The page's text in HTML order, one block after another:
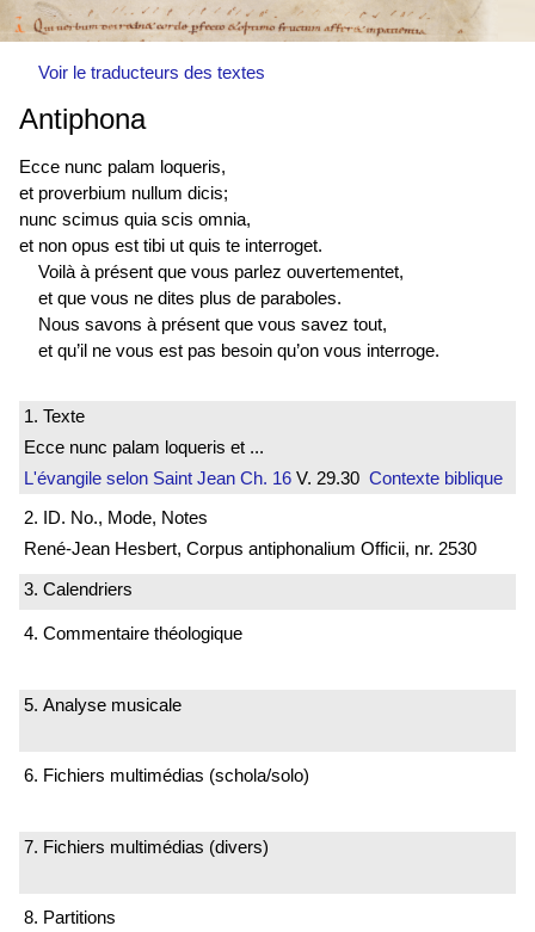
Voir le traducteurs des textes
Antiphona
Ecce nunc palam loqueris,
et proverbium nullum dicis;
nunc scimus quia scis omnia,
et non opus est tibi ut quis te interroget.
Voilà à présent que vous parlez ouvertementet,
et que vous ne dites plus de paraboles.
Nous savons à présent que vous savez tout,
et qu’il ne vous est pas besoin qu’on vous interroge.
1. Texte
Ecce nunc palam loqueris et ...
L'évangile selon Saint Jean Ch. 16 V. 29.30 Contexte biblique
2. ID. No., Mode, Notes
René-Jean Hesbert, Corpus antiphonalium Officii, nr. 2530
3. Calendriers
4. Commentaire théologique
5. Analyse musicale
6. Fichiers multimédias (schola/solo)
7. Fichiers multimédias (divers)
8. Partitions